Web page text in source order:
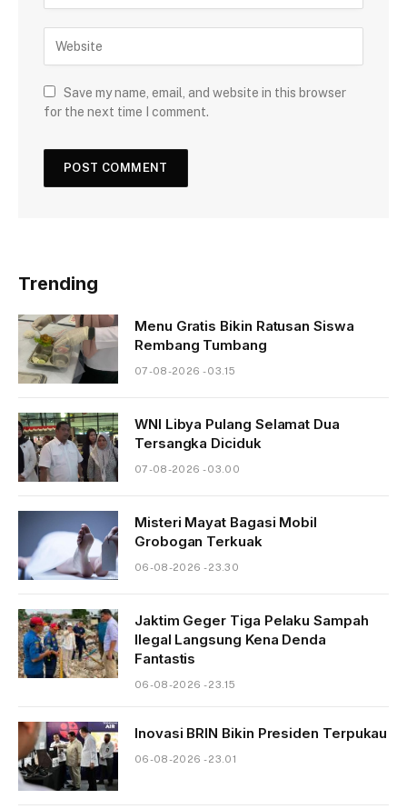
Save my name, email, and website in this browser
for the next time I comment.
Trending
Menu Gratis Bikin Ratusan Siswa
Rembang Tumbang
07-08-2026 - 03.15
WNI Libya Pulang Selamat Dua
Tersangka Diciduk
07-08-2026 - 03.00
Misteri Mayat Bagasi Mobil
Grobogan Terkuak
06-08-2026 - 23.30
Jaktim Geger Tiga Pelaku Sampah
Ilegal Langsung Kena Denda
Fantastis
06-08-2026 - 23.15
Inovasi BRIN Bikin Presiden Terpukau
06-08-2026 - 23.01